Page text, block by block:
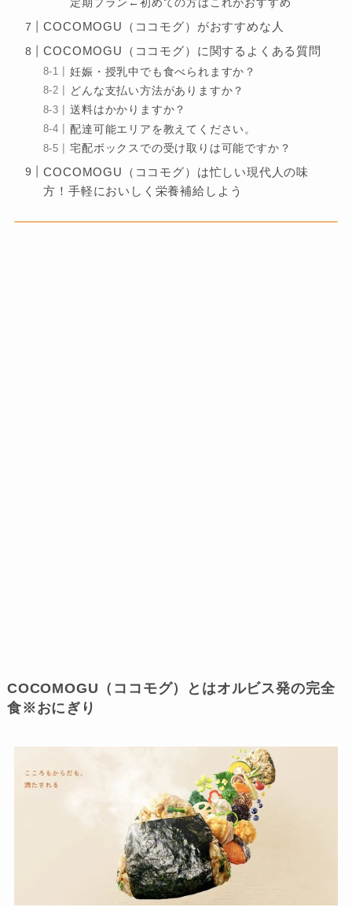
定期プラン←初めての方はこれがおすすめ
COCOMOGU（ココモグ）がおすすめな人
COCOMOGU（ココモグ）に関するよくある質問
妊娠・授乳中でも食べられますか？
どんな支払い方法がありますか？
送料はかかりますか？
配達可能エリアを教えてください。
宅配ボックスでの受け取りは可能ですか？
COCOMOGU（ココモグ）は忙しい現代人の味
方！手軽においしく栄養補給しよう
COCOMOGU（ココモグ）とはオルビス発の完全
食※おにぎり